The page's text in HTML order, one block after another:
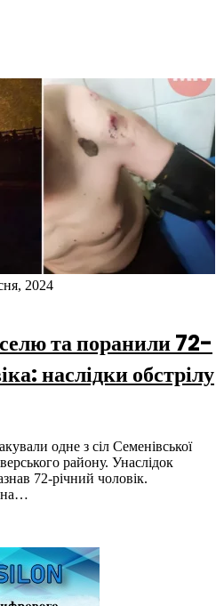
2024
та поранили 72-
наслідки обстрілу
одне з сіл Семенівської
району. Унаслідок
72-річний чоловік.
на…